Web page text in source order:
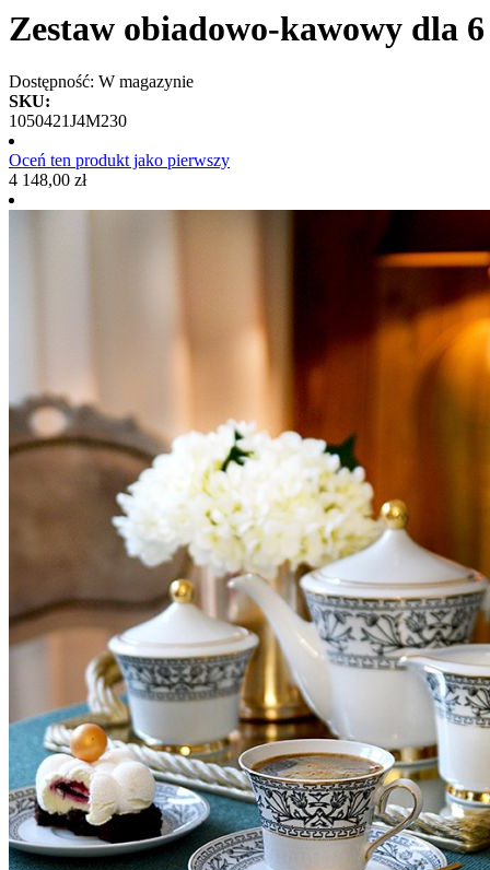
Zestaw obiadowo-kawowy dla
Dostępność: W magazynie
SKU:
1050421J4M230
Oceń ten produkt jako pierwszy
4 148,00 zł